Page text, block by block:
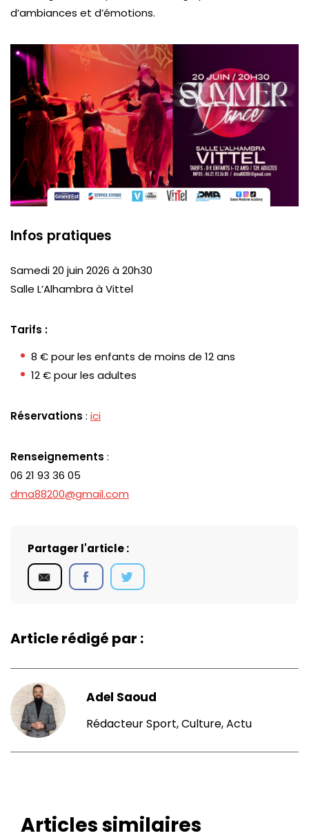
d’ambiances et d’émotions.
Infos pratiques
Samedi 20 juin 2026 à 20h30
Salle L’Alhambra à Vittel
Tarifs :
8 € pour les enfants de moins de 12 ans
12 € pour les adultes
Réservations : ici
Renseignements :
06 21 93 36 05
dma88200@gmail.com
Partager l'article :
Article rédigé par :
Adel Saoud
Rédacteur Sport, Culture, Actu
Articles similaires